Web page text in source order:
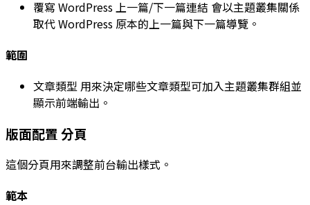
覆寫 WordPress 上一篇/下一篇連結 會以主題叢集關係
取代 WordPress 原本的上一篇與下一篇導覽。
範圍
文章類型 用來決定哪些文章類型可加入主題叢集群組並
顯示前端輸出。
版面配置 分頁
這個分頁用來調整前台輸出樣式。
範本